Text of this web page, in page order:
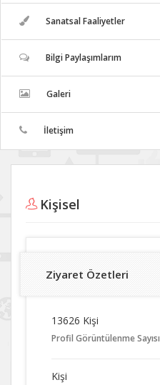
Sanatsal Faaliyetler
Bilgi Paylaşımlarım
Galeri
İletişim
Kişisel
Ziyaret Özetleri
13626 Kişi
Profil Görüntülenme Sayısı
Kişi